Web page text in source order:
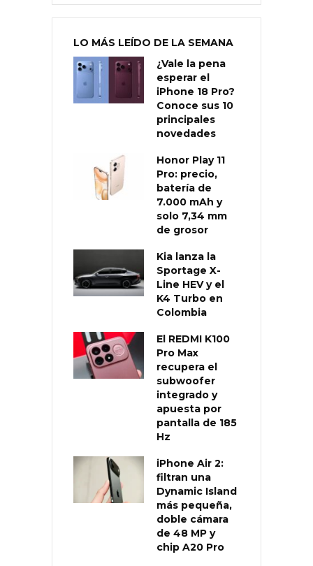
LO MÁS LEÍDO DE LA SEMANA
¿Vale la pena
esperar el
iPhone 18 Pro?
Conoce sus 10
principales
novedades
Honor Play 11
Pro: precio,
batería de
7.000 mAh y
solo 7,34 mm
de grosor
Kia lanza la
Sportage X-
Line HEV y el
K4 Turbo en
Colombia
El REDMI K100
Pro Max
recupera el
subwoofer
integrado y
apuesta por
pantalla de 185
Hz
iPhone Air 2:
filtran una
Dynamic Island
más pequeña,
doble cámara
de 48 MP y
chip A20 Pro